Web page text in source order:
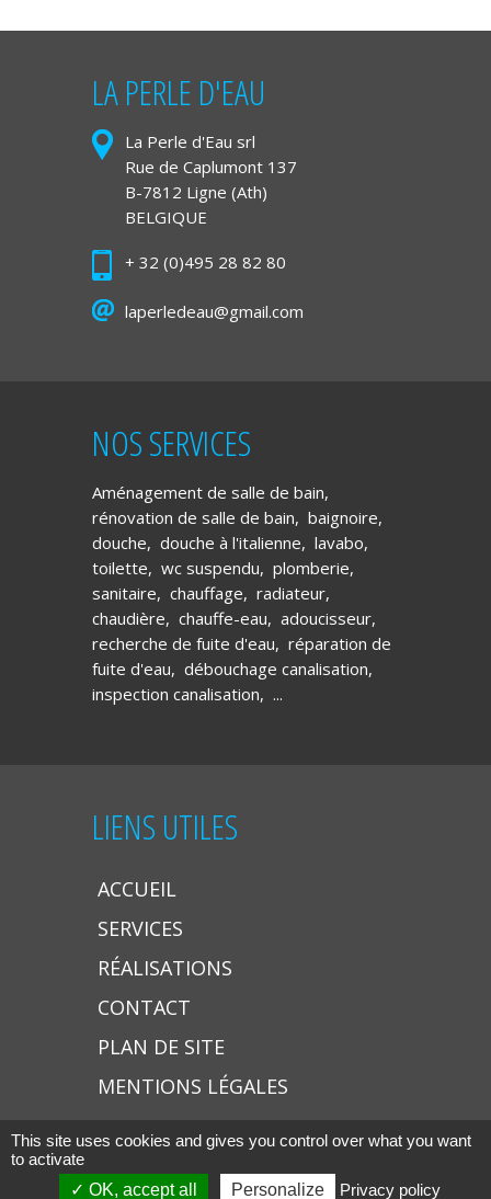
LA PERLE D'EAU
La Perle d'Eau srl
Rue de Caplumont 137
B-7812 Ligne (Ath)
BELGIQUE
+ 32 (0)495 28 82 80
laperledeau@gmail.com
NOS SERVICES
Aménagement de salle de bain,
rénovation de salle de bain, baignoire,
douche, douche à l'italienne, lavabo,
toilette, wc suspendu, plomberie,
sanitaire, chauffage, radiateur,
chaudière, chauffe-eau, adoucisseur,
recherche de fuite d'eau, réparation de
fuite d'eau, débouchage canalisation,
inspection canalisation, ...
LIENS UTILES
ACCUEIL
SERVICES
RÉALISATIONS
CONTACT
PLAN DE SITE
MENTIONS LÉGALES
This site uses cookies and gives you control over what you want
to activate
OK, accept all
Personalize Privacy policy